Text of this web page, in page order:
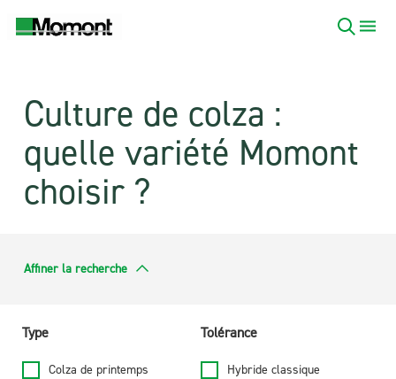
Culture de colza :
quelle variété Momont
choisir ?
Affiner la recherche
Type
Colza de printemps
Tolérance
Hybride classique